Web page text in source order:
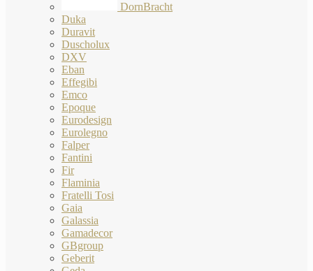
DornBracht
Duka
Duravit
Duscholux
DXV
Eban
Effegibi
Emco
Epoque
Eurodesign
Eurolegno
Falper
Fantini
Fir
Flaminia
Fratelli Tosi
Gaia
Galassia
Gamadecor
GBgroup
Geberit